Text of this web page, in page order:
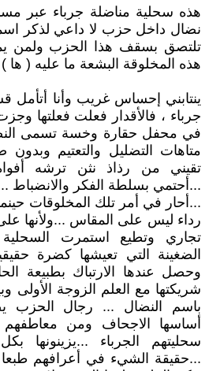
هذه سحلية مناضلة جرباء عبر
نضال داخل حزب لا داعي لذكر
تلتصق بسقف هذا الحزب ولمن
هذه المخلوقة البشعة ما عليه ( ها )
ينتابني إحساس غريب وأنا أتأمل
جرباء ، فالأقدار فعلت فعلتها
في محفل حقارة وخسة تسمى
متاهات التضليل والتعتيم
تقيني من رذاذ نثن ترشه
...أحتمي بسلطة الفكر والانضباط
...أحار في أمر تلك المخلوقات
رداء ليس على المقاس ...ولأنها
تجاري وتطيع استمرت
الضغينة التي تعيشها كضرة
وحصل عندها الارتباك بطبيعة
شريكتها مع العلم الزوجة الأولى
باسم النضال ... رجال الحزب
أساسها الاجحاف ومن
سحليتهم الجرباء ...يزينونها
...حقيقة الشيء في أعرافهم